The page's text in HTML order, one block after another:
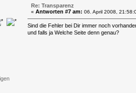
Re: Transparenz
« Antworten #7 am: 06. April 2008,
Sind die Fehler bei Dir immer noch
und falls ja Welche Seite denn genau?